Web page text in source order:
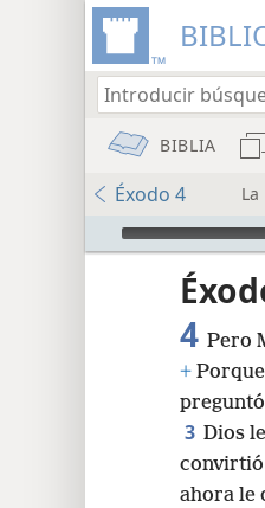
BIBLIA
Éxodo 4
Audio Player
4 Pero
+
3 Dios
convirtió
ahora le